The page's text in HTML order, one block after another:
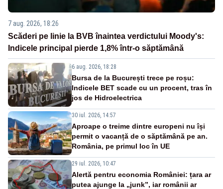
7 aug. 2026, 18:26
Scăderi pe linie la BVB înaintea verdictului Moody's:
Indicele principal pierde 1,8% într-o săptămână
6 aug. 2026, 18:28
Bursa de la București trece pe roșu:
Indicele BET scade cu un procent, tras în
jos de Hidroelectrica
30 iul. 2026, 14:57
Aproape o treime dintre europeni nu își
permit o vacanță de o săptămână pe an.
România, pe primul loc în UE
29 iul. 2026, 10:47
Alertă pentru economia României: țara ar
putea ajunge la „junk”, iar românii ar